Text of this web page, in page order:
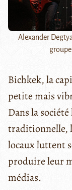
Alexander
Bichkek, la
petite mais
Dans la
traditionnelle,
locaux luttent
produire leur
médias.